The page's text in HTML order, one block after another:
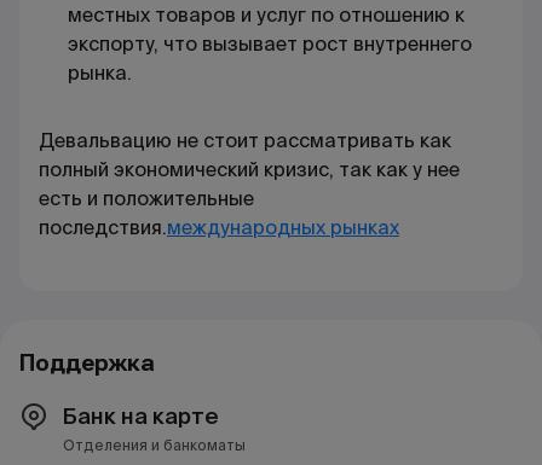
местных товаров и услуг по отношению к
экспорту, что вызывает рост внутреннего
рынка.
Девальвацию не стоит рассматривать как
полный экономический кризис, так как у нее
есть и положительные
последствия.международных рынках
Поддержка
Банк на карте
Отделения и банкоматы